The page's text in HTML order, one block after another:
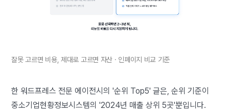
잘못 고르면 비용, 제대로 고르면 자산 · 인페이지 비교 기준
한 워드프레스 전문 에이전시의 '순위 Top5' 글은, 순위 기준이
중소기업현황정보시스템의 '2024년 매출 상위 5곳'뿐입니다.